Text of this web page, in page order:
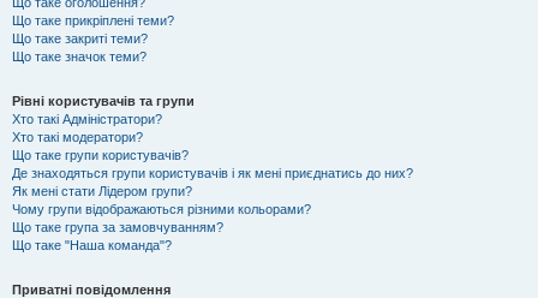
Що таке прикріплені теми?
Що таке закриті теми?
Що таке значок теми?
Рівні користувачів та групи
Хто такі Адміністратори?
Хто такі модератори?
Що таке групи користувачів?
Де знаходяться групи користувачів і як мені приєднатись до них?
Як мені стати Лідером групи?
Чому групи відображаються різними кольорами?
Що таке група за замовчуванням?
Що таке "Наша команда"?
Приватні повідомлення